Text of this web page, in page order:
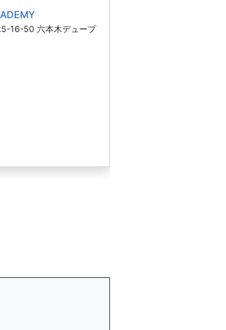
16-50 六本木デュープ